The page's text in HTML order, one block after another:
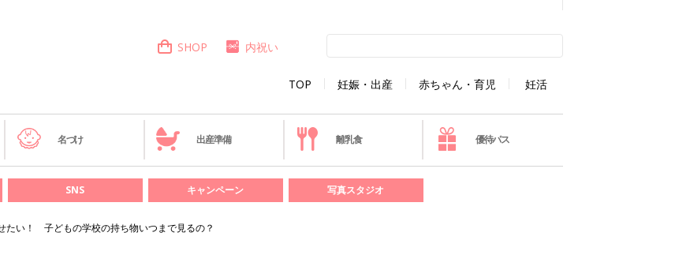
TOP 妊娠・出産 赤ちゃん・育児 妊活
SHOP 内祝い
名づけ 出産準備 離乳食 優待パス
SNS キャンペーン 写真スタジオ
い！ 子どもの学校の持ち物いつまで見るの？